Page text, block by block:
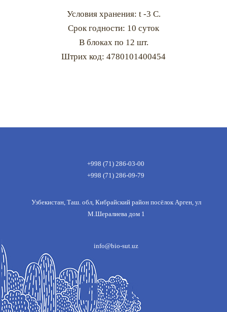
Условия хранения: t -3 C.
Срок годности: 10 суток
В блоках по 12 шт.
Штрих код: 4780101400454
+998 (71) 286-03-00
+998 (71) 286-09-79
Узбекистан, Таш. обл, Кибрайский район посёлок Арген, ул
М.Шералиева дом 1
info@bio-sut.uz